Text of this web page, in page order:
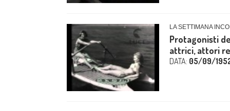
LA SETTIMANA
Protagonisti
attrici, attori
DATA: 05/09/